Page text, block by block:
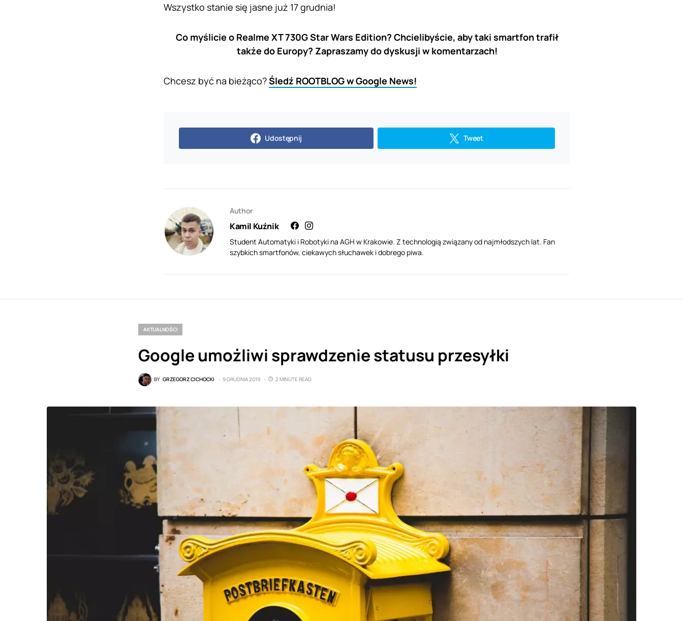
Wszystko stanie się jasne już 17 grudnia!
Co myślicie o Realme XT 730G Star Wars Edition? Chcielibyście, aby taki smartfon trafił
także do Europy? Zapraszamy do dyskusji w komentarzach!
Chcesz być na bieżąco?Śledź ROOTBLOG w Google News!
Udostępnij Tweet
Author
Kamil Kuźnik
Student Automatyki i Robotyki na AGH w Krakowie. Z technologią związany od najmłodszych lat. Fan
szybkich smartfonów, ciekawych słuchawek i dobrego piwa.
AKTUALNOŚCI
Google umożliwi sprawdzenie statusu przesyłki
BY GRZEGORZ CICHOCKI 9 GRUDNIA 2019 2 MINUTE READ